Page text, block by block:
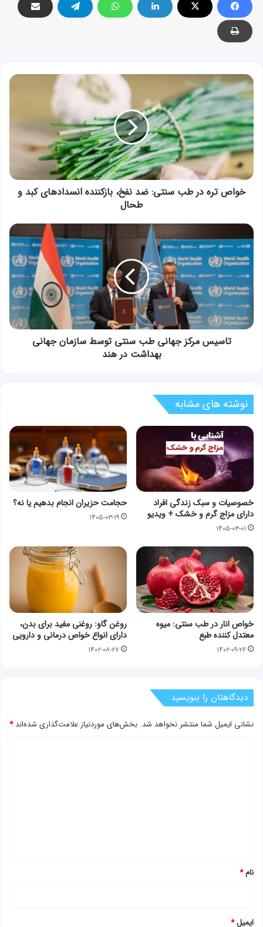
خواص
تره
در
طب
سنتی:
ضد
نفخ،
بازکننده
انسدادهای
کبدخواص تره در طب سنتی: ضد نفخ، بازکننده انسدادهای کبد و
طحال
تاسیس
مرکز
جهانی
طب
سنتی
توسط
سازمان
جهانی
بهداشت
تاسیس مرکز جهانی طب سنتی توسط سازمان جهانی
بهداشت در هند
نوشته های مشابه
خصوصیات و سبک زندگی افراد
دارای مزاج گرم و خشک + ویدیو
۱۴۰۵-۰۳-۰۱
حجامت حزیران انجام بدهیم یا نه؟
۱۴۰۵-۰۳-۱۹
خواص انار در طب سنتی: میوه
معتدل کننده طبع
۱۴۰۲-۰۹-۲۶
روغن گاو: روغنی مفید برای بدن،
دارای انواع خواص درمانی و دارویی
۱۴۰۲-۰۸-۲۷
دیدگاهتان را بنویسید
نشانی ایمیل شما منتشر نخواهد شد. بخش‌های موردنیاز علامت‌گذاری شده‌اند*
نام*
ایمیل*